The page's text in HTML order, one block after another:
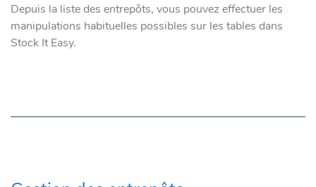
Depuis la liste des entrepôts, vous pouvez effectuer les
manipulations habituelles possibles sur les tables dans
Stock It Easy.